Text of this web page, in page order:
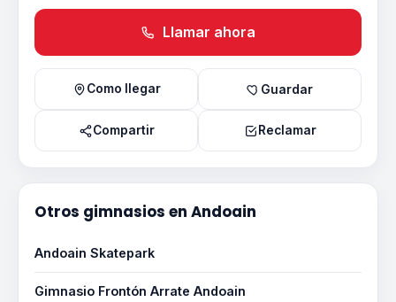
Llamar ahora
Como llegar Guardar
Compartir Reclamar
Otros gimnasios en Andoain
Andoain Skatepark
Gimnasio Frontón Arrate Andoain